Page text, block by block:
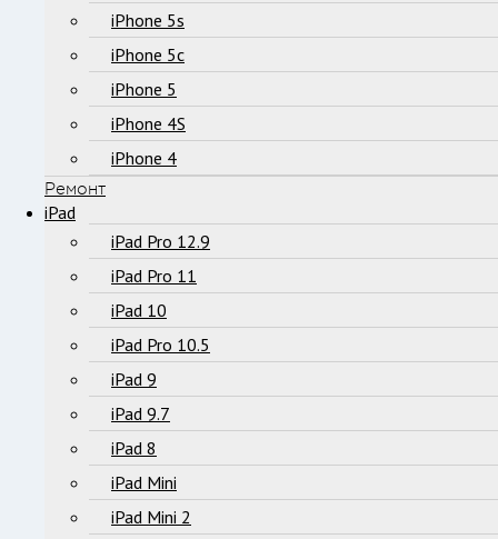
iPhone 5s
iPhone 5c
iPhone 5
iPhone 4S
iPhone 4
Ремонт
iPad
iPad Pro 12.9
iPad Pro 11
iPad 10
iPad Pro 10.5
iPad 9
iPad 9.7
iPad 8
iPad Mini
iPad Mini 2